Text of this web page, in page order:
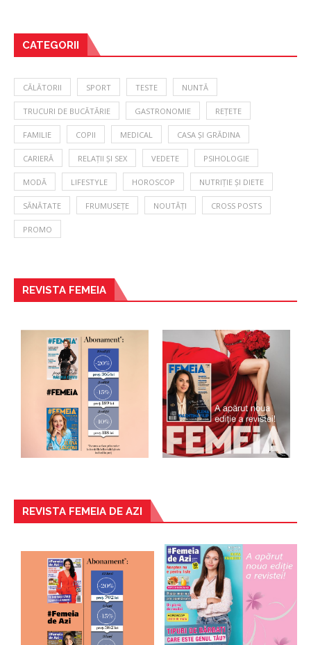
CATEGORII
CĂLĂTORII SPORT TESTE NUNTĂ
TRUCURI DE BUCĂTĂRIE GASTRONOMIE REȚETE
FAMILIE COPII MEDICAL CASA ȘI GRĂDINA
CARIERĂ RELAȚII ȘI SEX VEDETE PSIHOLOGIE
MODĂ LIFESTYLE HOROSCOP NUTRIȚIE ȘI DIETE
SĂNĂTATE FRUMUSEȚE NOUTĂȚI CROSS POSTS
PROMO
REVISTA FEMEIA
REVISTA FEMEIA DE AZI